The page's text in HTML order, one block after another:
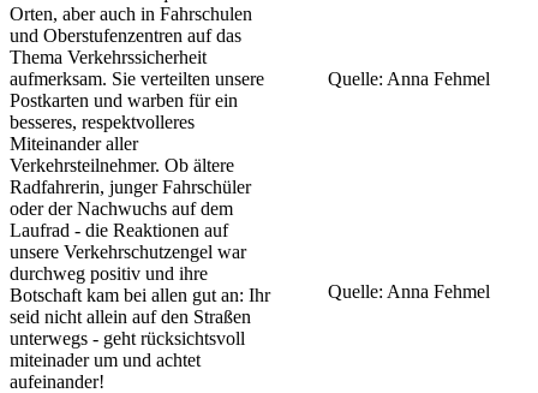
Quelle: Anna Fehmel
Quelle: Anna Fehmel
Orten, aber auch in Fahrschulen
und Oberstufenzentren auf das
Thema Verkehrssicherheit
aufmerksam. Sie verteilten unsere
Postkarten und warben für ein
besseres, respektvolleres
Miteinander aller
Verkehrsteilnehmer. Ob ältere
Radfahrerin, junger Fahrschüler
oder der Nachwuchs auf dem
Laufrad - die Reaktionen auf
unsere Verkehrschutzengel war
durchweg positiv und ihre
Botschaft kam bei allen gut an: Ihr
seid nicht allein auf den Straßen
unterwegs - geht rücksichtsvoll
miteinader um und achtet
aufeinander!